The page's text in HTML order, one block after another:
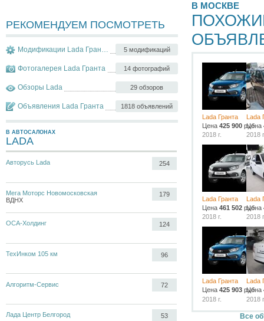
РЕКОМЕНДУЕМ ПОСМОТРЕТЬ
5 модификаций
Модификации Lada Гранта
14 фотографий
Фотогалерея Lada Гранта
29 обзоров
Обзоры Lada
1818 объявлений
Объявления Lada Гранта
В АВТОСАЛОНАХ
LADA
Авторусь Lada 254
Мега Моторс Новомосковская
ВДНХ
179
ОСА-Холдинг 124
ТехИнком 105 км 96
Алгоритм-Сервис 72
Лада Центр Белгород 53
В МОСКВЕ
Lada Гранта
Цена 425 900 руб.
2018 г.
Lada
Цена
2018
Lada Гранта
Цена 461 502 руб.
2018 г.
Lada
Цена
2018
Lada Гранта
Цена 425 903 руб.
2018 г.
Lada
Цена
2018
Все